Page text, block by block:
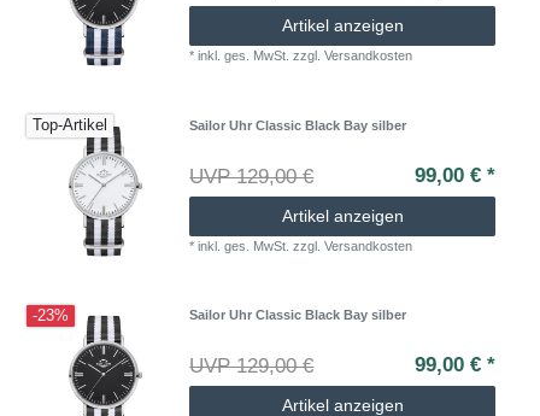
Artikel anzeigen
*inkl. ges. MwSt. zzgl.Versandkosten
Top-Artikel Sailor Uhr Classic Black Bay silber
UVP 129,00 € 99,00 € *
Artikel anzeigen
*inkl. ges. MwSt. zzgl.Versandkosten
-23% Sailor Uhr Classic Black Bay silber
UVP 129,00 € 99,00 € *
Artikel anzeigen